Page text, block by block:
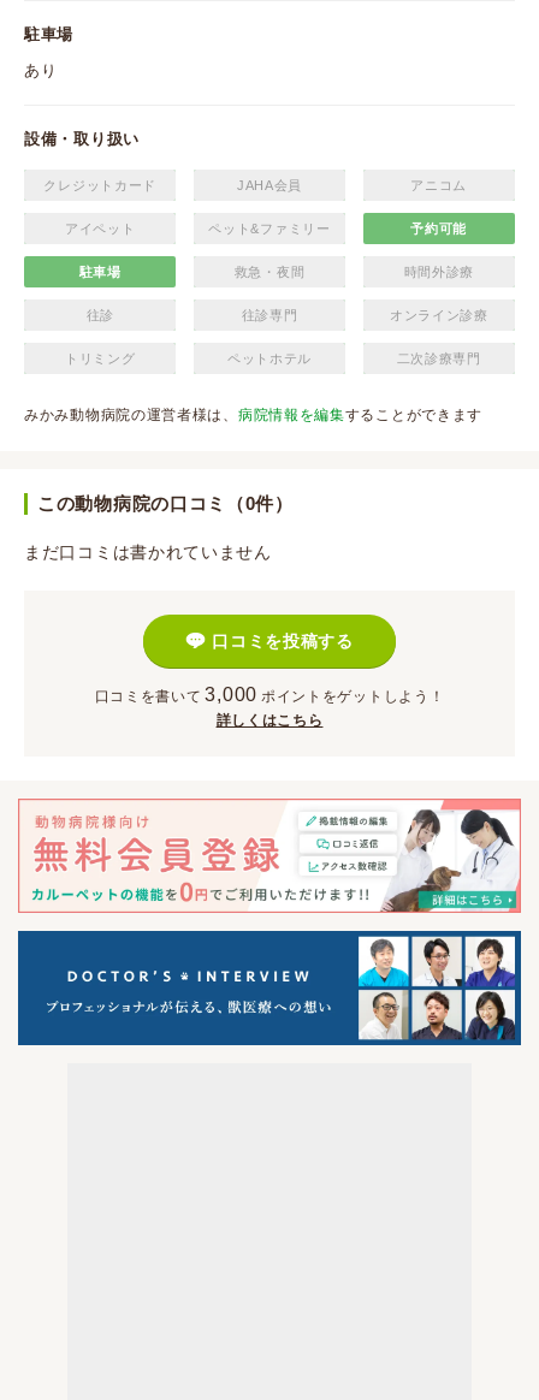
駐車場
あり
設備・取り扱い
クレジットカード JAHA会員 アニコム
アイペット ペット&ファミリー 予約可能
駐車場 救急・夜間 時間外診療
往診 往診専門 オンライン診療
トリミング ペットホテル 二次診療専門
みかみ動物病院の運営者様は、 病院情報を編集することができます
この動物病院の口コミ（0件）
まだ口コミは書かれていません
口コミを投稿する
口コミを書いて 3,000 ポイント をゲットしよう！
詳しくはこちら